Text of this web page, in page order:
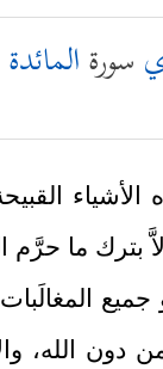
سورةالمائدة
الأشياء
إلاَّ بترك ما
دون الله،